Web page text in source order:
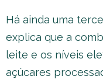
Há ainda uma
explica que a
leite e os níveis
açúcares